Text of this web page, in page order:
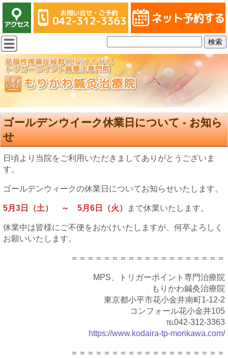
ゴールデンウイーク休業日について - お知ら
せ
日頃より当院をご利用いただきましてありがとうございま
す。
ゴールデンウィークの休業日についてお知らせいたします。
5月3日（土） ～ 5月6日（火） まで休業いたします。
休業中は皆様にご不便をおかけいたしますが、何卒よろしく
お願いいたします。
＝＝＝＝＝＝＝＝＝＝＝＝＝＝＝＝＝＝＝
MPS、トリガーポイント専門治療院
もりかわ鍼灸治療院
東京都小平市花小金井南町1-12-2
コンフォール花小金井105
℡042-312-3363
https://www.kodaira-tp-morikawa.com/
＝＝＝＝＝＝＝＝＝＝＝＝＝＝＝＝＝＝＝